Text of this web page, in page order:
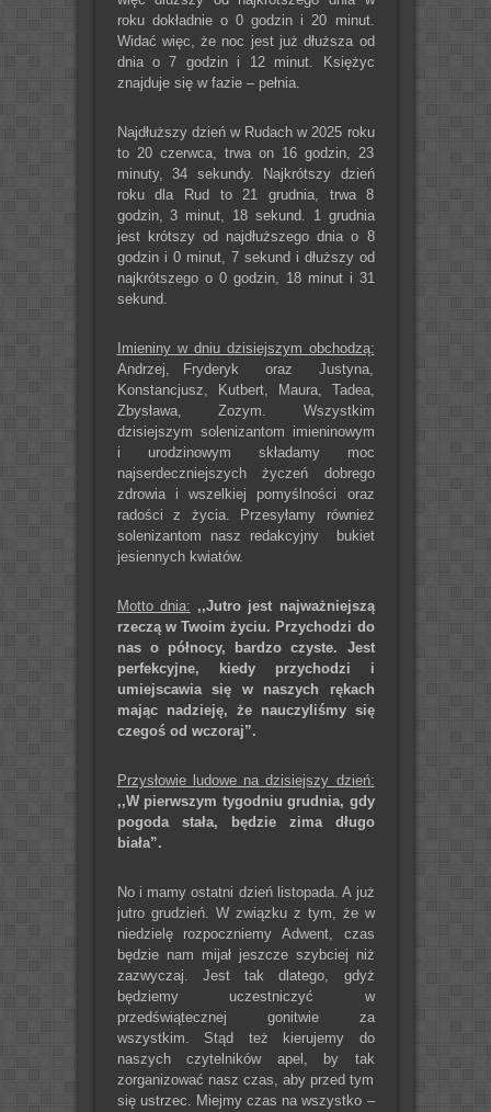
roku dokładnie o 0 godzin i 20 minut.
Widać więc, że noc jest już dłuższa od
dnia o 7 godzin i 12 minut. Księżyc
znajduje się w fazie – pełnia.
Najdłuższy dzień w Rudach w 2025 roku
to 20 czerwca, trwa on 16 godzin, 23
minuty, 34 sekundy. Najkrótszy dzień
roku dla Rud to 21 grudnia, trwa 8
godzin, 3 minut, 18 sekund. 1 grudnia
jest krótszy od najdłuższego dnia o 8
godzin i 0 minut, 7 sekund i dłuższy od
najkrótszego o 0 godzin, 18 minut i 31
sekund.
Imieniny w dniu dzisiejszym obchodzą:
Andrzej, Fryderyk oraz Justyna,
Konstancjusz, Kutbert, Maura, Tadea,
Zbysława, Zozym. Wszystkim
dzisiejszym solenizantom imieninowym
i urodzinowym składamy moc
najserdeczniejszych życzeń dobrego
zdrowia i wszelkiej pomyślności oraz
radości z życia. Przesyłamy również
solenizantom nasz redakcyjny bukiet
jesiennych kwiatów.
Motto dnia: ,,Jutro jest najważniejszą
rzeczą w Twoim życiu. Przychodzi do
nas o północy, bardzo czyste. Jest
perfekcyjne, kiedy przychodzi i
umiejscawia się w naszych rękach
mając nadzieję, że nauczyliśmy się
czegoś od wczoraj”.
Przysłowie ludowe na dzisiejszy dzień:
,,W pierwszym tygodniu grudnia, gdy
pogoda stała, będzie zima długo
biała”.
No i mamy ostatni dzień listopada. A już
jutro grudzień. W związku z tym, że w
niedzielę rozpoczniemy Adwent, czas
będzie nam mijał jeszcze szybciej niż
zazwyczaj. Jest tak dlatego, gdyż
będziemy uczestniczyć w
przedświątecznej gonitwie za
wszystkim. Stąd też kierujemy do
naszych czytelników apel, by tak
zorganizować nasz czas, aby przed tym
się ustrzec. Miejmy czas na wszystko –